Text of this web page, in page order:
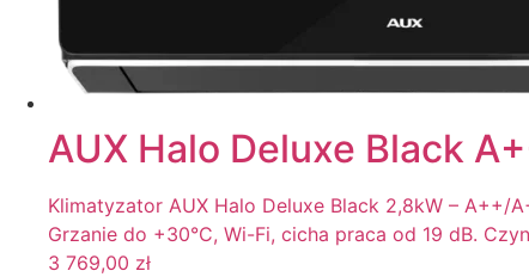
AUX Halo Deluxe Black
Klimatyzator AUX Halo Deluxe Black 2,8kW – A++/
Grzanie do +30°C, Wi-Fi, cicha praca od 19 dB.
3 769,00 zł